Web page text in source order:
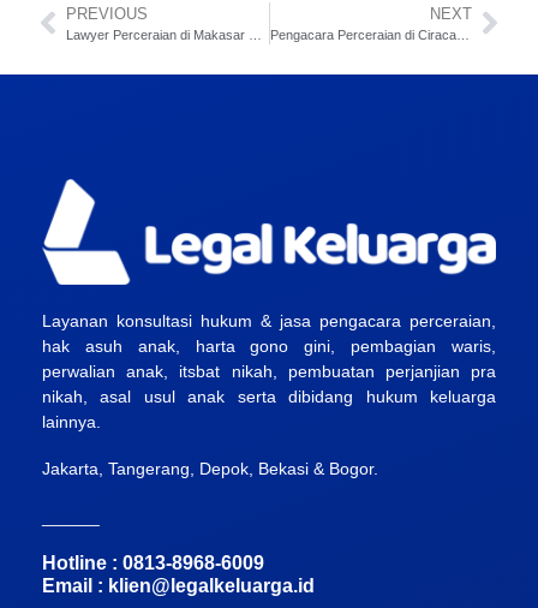
PREVIOUS NEXT
Pengacara Perceraian di Ciracas Jakarta Timur
Layanan konsultasi hukum & jasa pengacara perceraian,
hak asuh anak, harta gono gini, pembagian waris,
perwalian anak, itsbat nikah, pembuatan perjanjian pra
nikah, asal usul anak serta dibidang hukum keluarga
lainnya.
Jakarta, Tangerang, Depok, Bekasi & Bogor.
Hotline : 0813-8968-6009
Email : klien@legalkeluarga.id